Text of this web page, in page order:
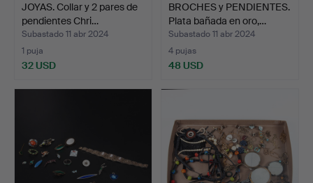
JOYAS. Collar y 2 pares de
pendientes Chri…
Subastado 11 abr 2024
1 puja
32 USD
BROCHES y PENDIENTES.
Plata bañada en oro,…
Subastado 11 abr 2024
4 pujas
48 USD